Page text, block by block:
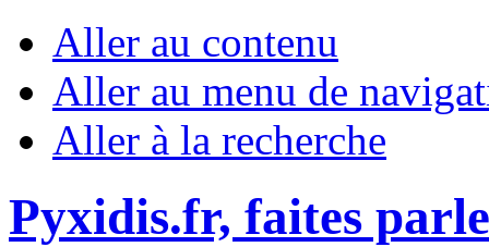
Aller au contenu
Aller au menu de
Aller à la recherche
Pyxidis.fr, faites